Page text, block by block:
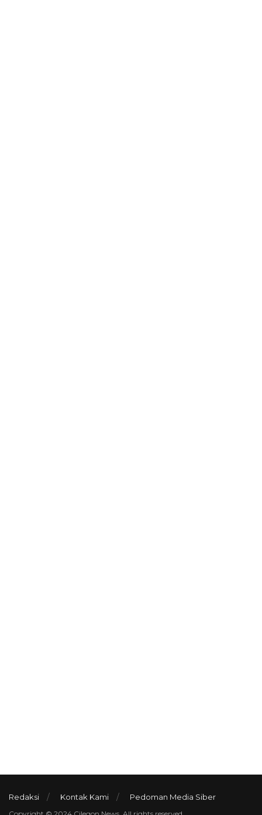
Redaksi Kontak Kami Pedoman Media Siber